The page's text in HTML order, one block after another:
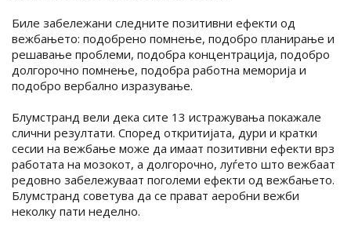
Биле забележани следните позитивни ефекти од
вежбањето: подобрено помнење, подобро планирање и
решавање проблеми, подобра концентрација, подобро
долгорочно помнење, подобра работна меморија и
подобро вербално изразување.
Блумстранд вели дека сите 13 истражувања покажале
слични резултати. Според откритијата, дури и кратки
сесии на вежбање може да имаат позитивни ефекти врз
работата на мозокот, а долгорочно, луѓето што вежбаат
редовно забележуваат поголеми ефекти од вежбањето.
Блумстранд советува да се прават аеробни вежби
неколку пати неделно.